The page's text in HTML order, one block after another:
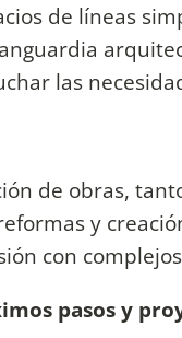
de líneas
las
de obras,
y
con
pasos y